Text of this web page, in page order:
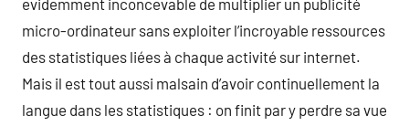
evidemment inconcevable de multiplier un publicité
micro-ordinateur sans exploiter l’incroyable ressources
des statistiques liées à chaque activité sur internet.
Mais il est tout aussi malsain d’avoir continuellement la
langue dans les statistiques : on finit par y perdre sa vue